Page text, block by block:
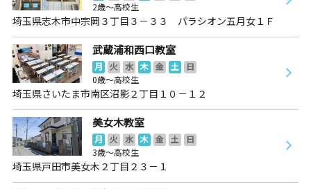
2歳～高校生
埼玉県志木市中宗岡３丁目３－３３ パラシオン五月女１Ｆ
武蔵浦和西口教室
月 火 水 木 金 土
日
0歳～高校生
埼玉県さいたま市南区沼影２丁目１０－１２
美女木教室
月 火 水 木 金 土
日
3歳～高校生
埼玉県戸田市美女木２丁目２３－１